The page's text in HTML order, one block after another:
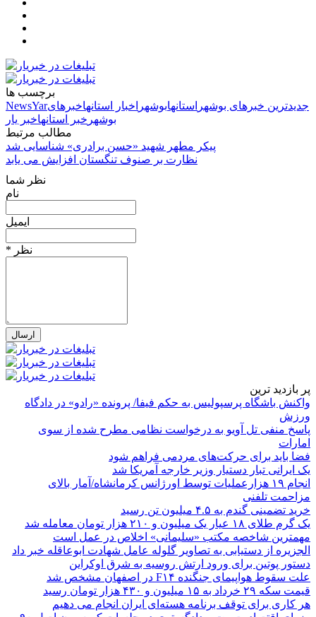
برچسب ها
NewsYar
جدیدترین خبرهای بوشهر استانهابوشهر اخبار استانهاخبرهای
بوشهر خبر استانهاخبر یار
مطالب مرتبط
پیکر مطهر شهید «حسن برادری» شناسایی شد
نظارت بر صنوف تنگستان افزایش می یابد
نظر شما
نام
ایمیل
* نظر
پر بازدید ترین
واکنش باشگاه پرسپولیس به حکم فیفا/ پرونده «رادو» در دادگاه
ورزش
پاسخ منفی تل آویو به درخواست نظامی مطرح شده از سوی
امارات
فضا باید برای حرکت‌های مردمی فراهم شود
یک ایرانی تبار دستیار وزیر خارجه آمریکا شد
انجام ۱۹ هزارعملیات توسط اورژانس کرمانشاه/آمار بالای
مزاحمت تلفنی
خرید تضمینی گندم به ۴.۵ میلیون تن رسید
یک گرم طلای ۱۸ عیار یک میلیون و ۲۱۰ هزار تومان معامله شد
مهمترین شاخصه مکتب «سلیمانی» اخلاص در عمل است
الجزیره از دستیابی به تصاویر گلوله عامل شهادت ابوعاقله خبر داد
دستور پوتین برای ورود ارتش روسیه به شرق اوکراین
علت سقوط هواپیمای جنگنده F۱۴ در اصفهان مشخص شد
قیمت سکه ۲۹ خرداد به ۱۵ میلیون و ۴۳۰ هزار تومان رسید
هر کاری برای توقف برنامه هسته‌ای ایران انجام می دهیم